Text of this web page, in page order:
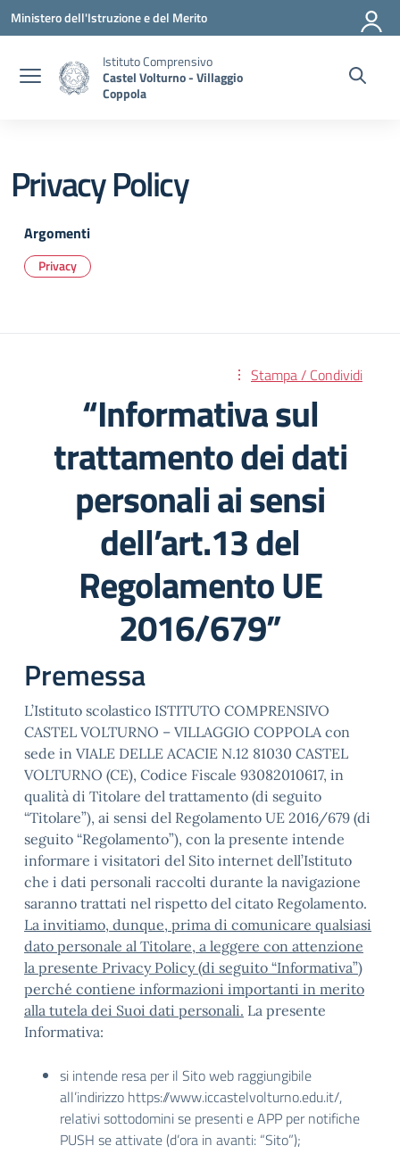
Vai ai contenuti
Vai al menu di navigazione
Vai al footer
Ministero dell'Istruzione e del Merito
Istituto Comprensivo
Castel Volturno - Villaggio
Coppola
Privacy Policy
Argomenti
Privacy
Stampa / Condividi
“Informativa sul
trattamento dei dati
personali ai sensi
dell’art.13 del
Regolamento UE
2016/679”
Premessa
L’Istituto scolastico ISTITUTO COMPRENSIVO
CASTEL VOLTURNO – VILLAGGIO COPPOLA con
sede in VIALE DELLE ACACIE N.12 81030 CASTEL
VOLTURNO (CE), Codice Fiscale 93082010617, in
qualità di Titolare del trattamento (di seguito
“Titolare”), ai sensi del Regolamento UE 2016/679 (di
seguito “Regolamento”), con la presente intende
informare i visitatori del Sito internet dell’Istituto
che i dati personali raccolti durante la navigazione
saranno trattati nel rispetto del citato Regolamento.
La invitiamo, dunque, prima di comunicare qualsiasi
dato personale al Titolare, a leggere con attenzione
la presente Privacy Policy (di seguito “Informativa”)
perché contiene informazioni importanti in merito
alla tutela dei Suoi dati personali. La presente
Informativa:
si intende resa per il Sito web raggiungibile
all’indirizzo https://www.iccastelvolturno.edu.it/,
relativi sottodomini se presenti e APP per notifiche
PUSH se attivate (d’ora in avanti: “Sito”);